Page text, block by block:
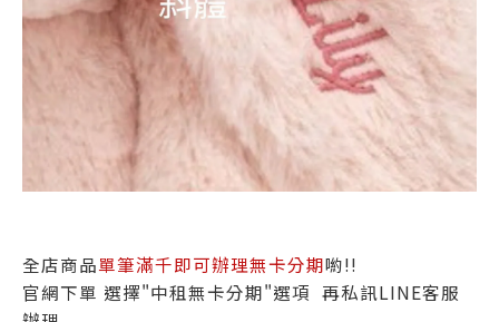
全店商品單筆滿千即可辦理無卡分期喲!!
官網下單 選擇"中租無卡分期"選項 再私訊LINE客服